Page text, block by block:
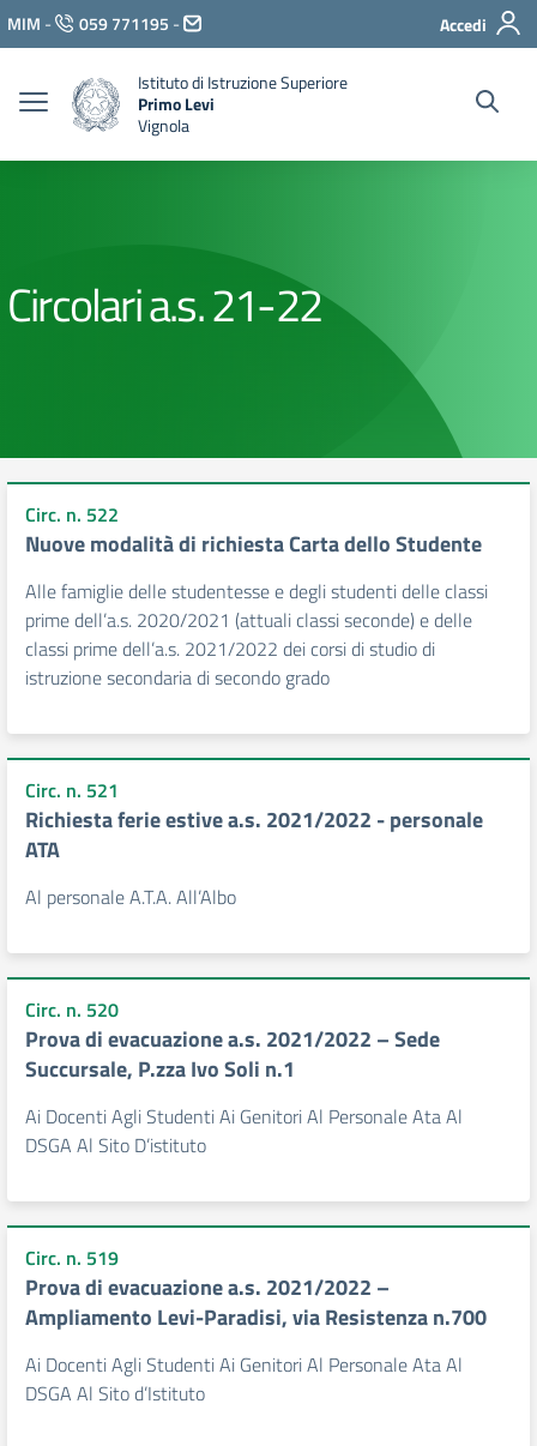
Vai ai contenuti
Vai al menu di navigazione
Vai al footer
MIM - 059 771195 - Accedi
Istituto di Istruzione Superiore
Primo Levi
Vignola
Circolari a.s. 21-22
Circ. n. 522
Nuove modalità di richiesta Carta dello Studente
Alle famiglie delle studentesse e degli studenti delle classi
prime dell’a.s. 2020/2021 (attuali classi seconde) e delle
classi prime dell’a.s. 2021/2022 dei corsi di studio di
istruzione secondaria di secondo grado
Circ. n. 521
Richiesta ferie estive a.s. 2021/2022 - personale
ATA
Al personale A.T.A. All’Albo
Circ. n. 520
Prova di evacuazione a.s. 2021/2022 – Sede
Succursale, P.zza Ivo Soli n.1
Ai Docenti Agli Studenti Ai Genitori Al Personale Ata Al
DSGA Al Sito D’istituto
Circ. n. 519
Prova di evacuazione a.s. 2021/2022 –
Ampliamento Levi-Paradisi, via Resistenza n.700
Ai Docenti Agli Studenti Ai Genitori Al Personale Ata Al
DSGA Al Sito d’Istituto